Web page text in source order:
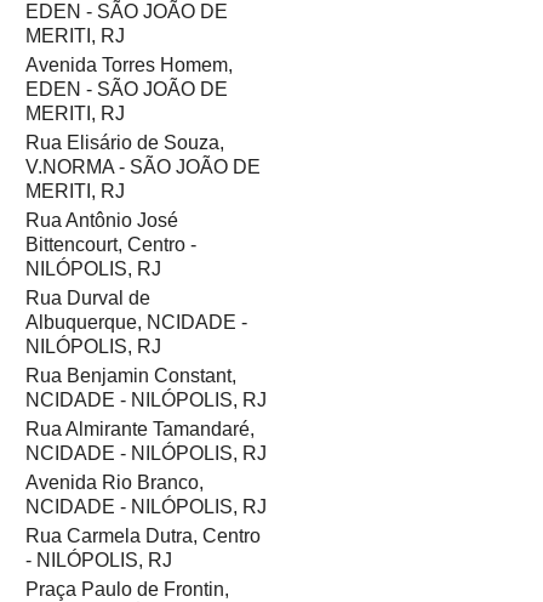
EDEN - SÃO JOÃO DE
MERITI, RJ
Avenida Torres Homem,
EDEN - SÃO JOÃO DE
MERITI, RJ
Rua Elisário de Souza,
V.NORMA - SÃO JOÃO DE
MERITI, RJ
Rua Antônio José
Bittencourt, Centro -
NILÓPOLIS, RJ
Rua Durval de
Albuquerque, NCIDADE -
NILÓPOLIS, RJ
Rua Benjamin Constant,
NCIDADE - NILÓPOLIS, RJ
Rua Almirante Tamandaré,
NCIDADE - NILÓPOLIS, RJ
Avenida Rio Branco,
NCIDADE - NILÓPOLIS, RJ
Rua Carmela Dutra, Centro
- NILÓPOLIS, RJ
Praça Paulo de Frontin,